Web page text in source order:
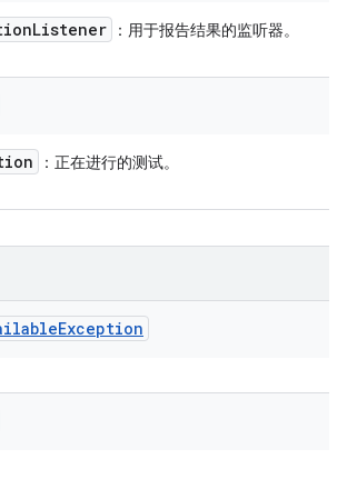
Listener ：用于报告结果的监听器。
：正在进行的测试。
Exception